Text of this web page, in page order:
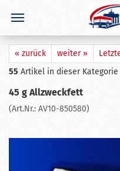
« zurück weiter »
55 Artikel in dieser Kategorie
45 g Allzweckfett
(Art.Nr.: AV10-850580)
GERADE GEKAUFT
D. B. hat
Ausblenden